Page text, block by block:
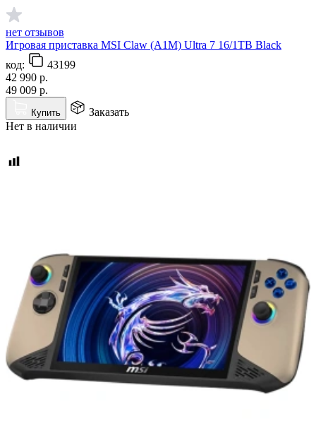
нет отзывов
Игровая приставка MSI Claw (A1M) Ultra 7 16/1TB Black
код:
43199
42 990 р.
49 009 р.
Купить
Заказать
Нет в наличии